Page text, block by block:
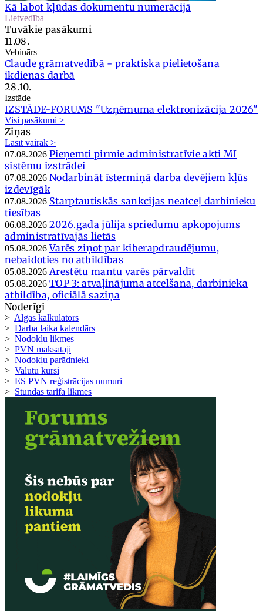
Kā labot kļūdas dokumentu numerācijā
Lietvedība
Tuvākie pasākumi
11.08.
Vebinārs
Claude grāmatvedībā - praktiska pielietošana
ikdienas darbā
28.10.
Izstāde
IZSTĀDE-FORUMS "Uzņēmuma elektronizācija 2026"
Visi pasākumi >
Ziņas
Lasīt vairāk >
07.08.2026 Pieņemti pirmie administratīvie akti MI
sistēmu izstrādei
07.08.2026 Nodarbināt īstermiņā darba devējiem kļūs
izdevīgāk
07.08.2026 Starptautiskās sankcijas neatceļ darbinieku
tiesības
06.08.2026 2026.gada jūlija spriedumu apkopojums
administratīvajās lietās
05.08.2026 Varēs ziņot par kiberapdraudējumu,
nebaidoties no atbildības
05.08.2026 Arestētu mantu varēs pārvaldīt
05.08.2026 TOP 3: atvaļinājuma atcelšana, darbinieka
atbildība, oficiālā saziņa
Noderīgi
> Algas kalkulators
> Darba laika kalendārs
> Nodokļu likmes
> PVN maksātāji
> Nodokļu parādnieki
> Valūtu kursi
> ES PVN reģistrācijas numuri
> Stundas tarifa likmes